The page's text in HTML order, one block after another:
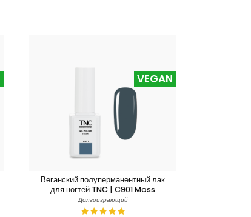
Веганский полуперманентный лак
для ногтей TNC | C901 Moss
Долгоиграющий
VEGAN